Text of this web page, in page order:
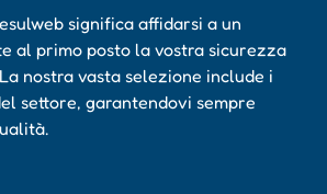
significa affidarsi a un
al primo posto la vostra sicurezza
nostra vasta selezione include i
settore, garantendovi sempre